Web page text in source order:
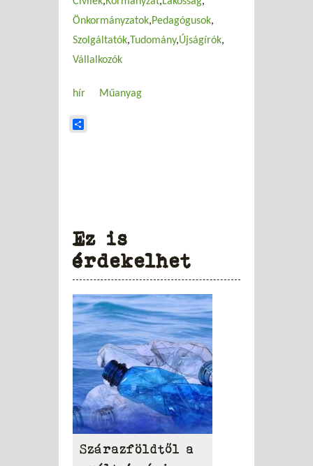
Önkormányzatok Pedagógusok
Szolgáltatók Tudomány Újságírók
Vállalkozók
hír Műanyag
Ez is
érdekelhet
Szárazföldtől a